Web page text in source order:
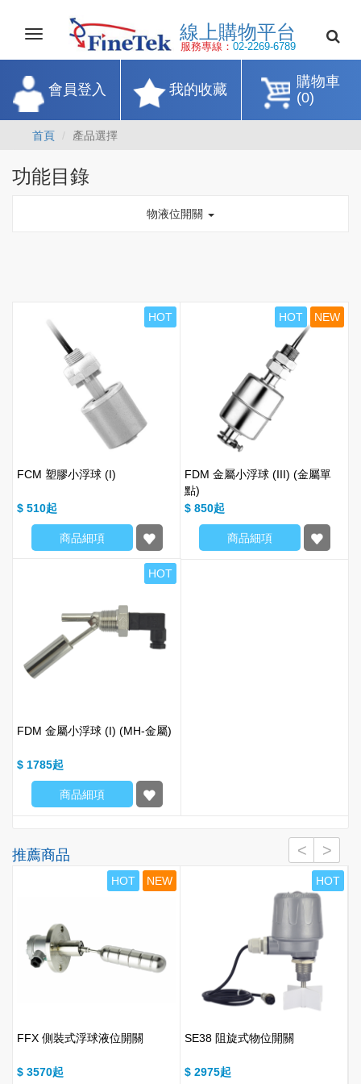
Toggle
navigation
線上購物平
服務專線：02-2269-
購物車
(0)
我的收藏
會員登入
首頁 產品選擇
功能目錄
物液位開關
HOT
FCM 塑膠小浮球 (I)
$ 510
商品細項
HOT NEW
FDM 金屬小浮球 (III) (金屬單
點)
$ 850
商品細項
HOT
FDM 金屬小浮球 (I) (MH-金屬)
$ 1785
商品細項
推薦商品
HOT NEW
FFX 側裝式浮球液位開關
$ 3570
HOT
SE38 阻旋式物位開關
$ 2975